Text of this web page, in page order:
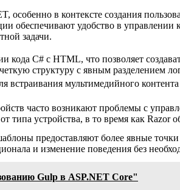
особенно в контексте создания
обеспечивают удобство в управлении
задачи.
кода C# с HTML, что позволяет
структуру с явным разделением
встраивания мультимедийного
часто возникают проблемы с
типа устройства, в то время как
предоставляют более явные
и изменение поведения без
Gulp в ASP.NET Core"